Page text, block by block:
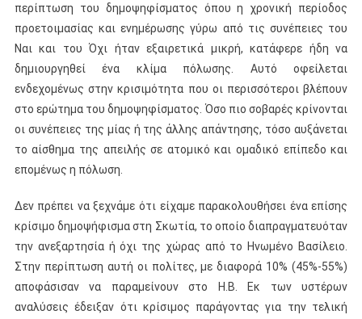
περίπτωση του δημοψηφίσματος όπου η χρονική περίοδος
προετοιμασίας και ενημέρωσης γύρω από τις συνέπειες του
Ναι και του Όχι ήταν εξαιρετικά μικρή, κατάφερε ήδη να
δημιουργηθεί ένα κλίμα πόλωσης. Αυτό οφείλεται
ενδεχομένως στην κρισιμότητα που οι περισσότεροι βλέπουν
στο ερώτημα του δημοψηφίσματος. Όσο πιο σοβαρές κρίνονται
οι συνέπειες της μίας ή της άλλης απάντησης, τόσο αυξάνεται
το αίσθημα της απειλής σε ατομικό και ομαδικό επίπεδο και
επομένως η πόλωση.
Δεν πρέπει να ξεχνάμε ότι είχαμε παρακολουθήσει ένα επίσης
κρίσιμο δημοψήφισμα στη Σκωτία, το οποίο διαπραγματευόταν
την ανεξαρτησία ή όχι της χώρας από το Ηνωμένο Βασίλειο.
Στην περίπτωση αυτή οι πολίτες, με διαφορά 10% (45%-55%)
αποφάσισαν να παραμείνουν στο Η.Β. Εκ των υστέρων
αναλύσεις έδειξαν ότι κρίσιμος παράγοντας για την τελική